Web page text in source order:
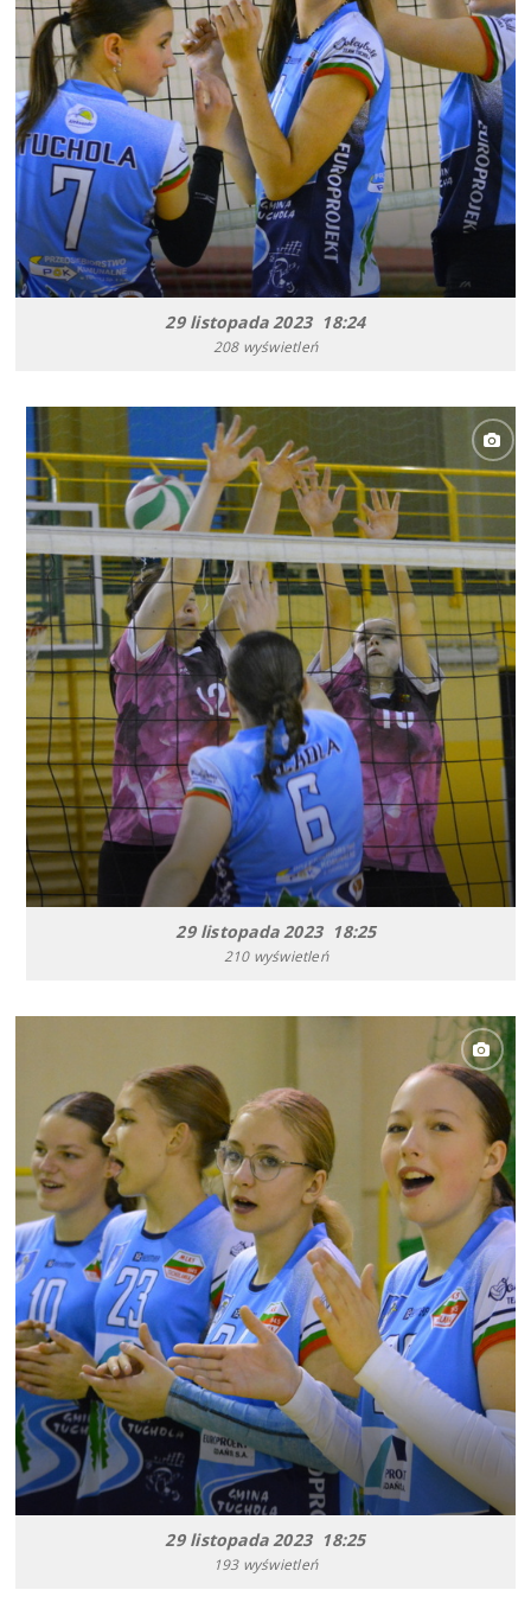
29 listopada 2023 18:24
208 wyświetleń
29 listopada 2023 18:25
210 wyświetleń
29 listopada 2023 18:25
193 wyświetleń